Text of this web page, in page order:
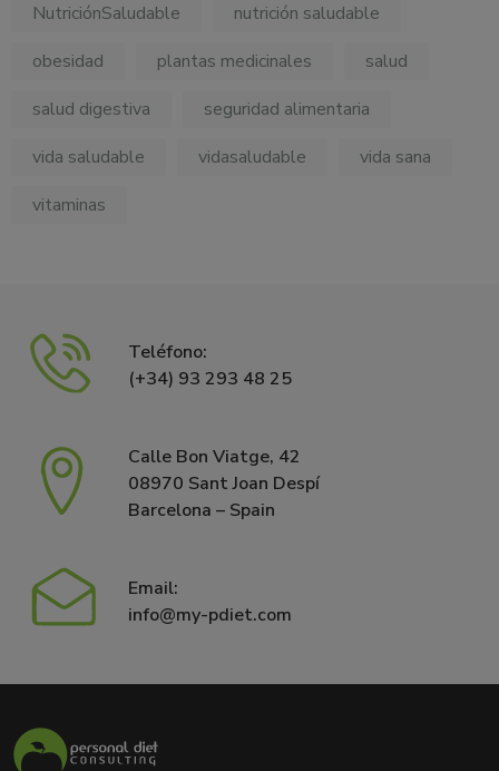
NutriciónSaludable
nutrición saludable
obesidad
plantas medicinales
salud
salud digestiva
seguridad alimentaria
vida saludable
vidasaludable
vida sana
vitaminas
Teléfono:
(+34) 93 293 48 25
Calle Bon Viatge, 42
08970 Sant Joan Despí
Barcelona – Spain
Email:
info@my-pdiet.com